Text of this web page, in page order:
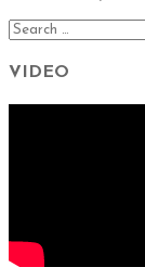
VIDEO